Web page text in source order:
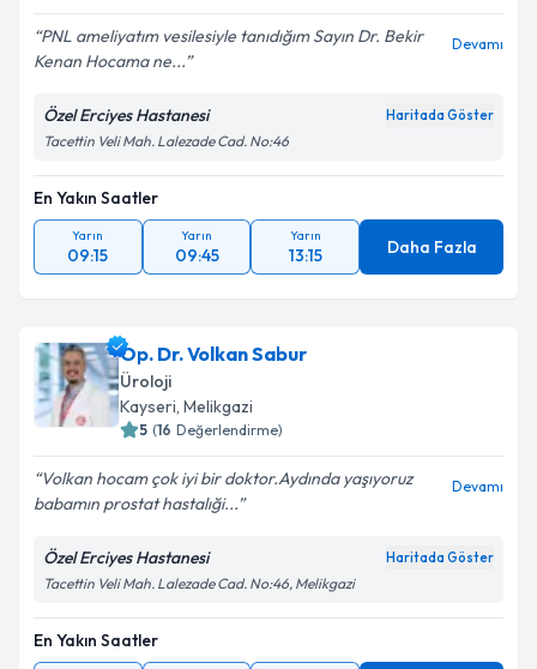
PNL ameliyatım vesilesiyle tanıdığım Sayın Dr. Bekir
Kenan Hocama ne...
Devamı
Özel Erciyes Hastanesi Haritada Göster
Tacettin Veli Mah. Lalezade Cad. No:46
En Yakın Saatler
Yarın
09:15
Yarın
09:45
Yarın
13:15 Daha Fazla
Op. Dr. Volkan Sabur
Üroloji
Kayseri, Melikgazi
5 (16 Değerlendirme)
Volkan hocam çok iyi bir doktor.Aydında yaşıyoruz
babamın prostat hastalıği...
Devamı
Özel Erciyes Hastanesi Haritada Göster
Tacettin Veli Mah. Lalezade Cad. No:46, Melikgazi
En Yakın Saatler